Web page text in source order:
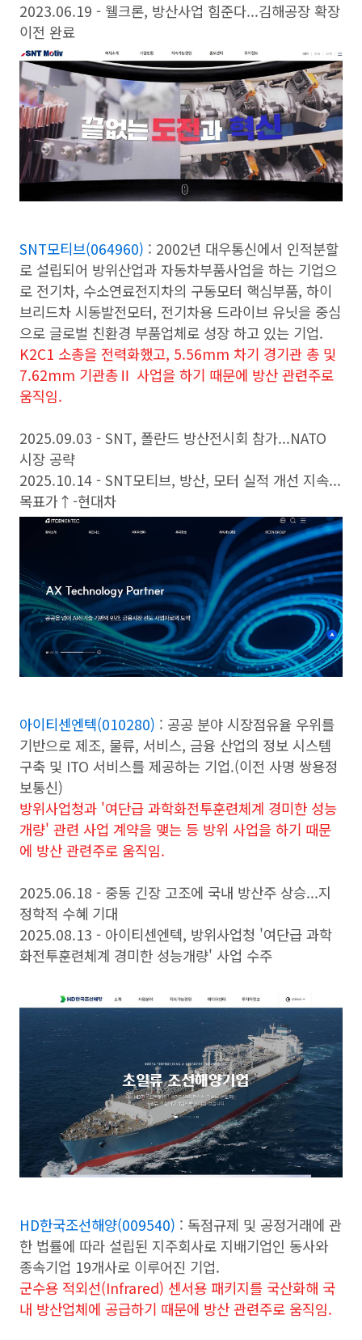
2023.06.19 - 웰크론, 방산사업 힘준다...김해공장 확장
이전 완료
SNT모티브(064960) : 2002년 대우통신에서 인적분할
로 설립되어 방위산업과 자동차부품사업을 하는 기업으
로 전기차, 수소연료전지차의 구동모터 핵심부품, 하이
브리드차 시동발전모터, 전기차용 드라이브 유닛을 중심
으로 글로벌 친환경 부품업체로 성장 하고 있는 기업.
K2C1 소총을 전력화했고, 5.56mm 차기 경기관 총 및
7.62mm 기관총Ⅱ 사업을 하기 때문에 방산 관련주로
움직임.
2025.09.03 - SNT, 폴란드 방산전시회 참가...NATO
시장 공략
2025.10.14 - SNT모티브, 방산, 모터 실적 개선 지속...
목표가↑-현대차
아이티센엔텍(010280) : 공공 분야 시장점유율 우위를
기반으로 제조, 물류, 서비스, 금융 산업의 정보 시스템
구축 및 ITO 서비스를 제공하는 기업.(이전 사명 쌍용정
보통신)
방위사업청과 '여단급 과학화전투훈련체계 경미한 성능
개량' 관련 사업 계약을 맺는 등 방위 사업을 하기 때문
에 방산 관련주로 움직임.
2025.06.18 - 중동 긴장 고조에 국내 방산주 상승...지
정학적 수혜 기대
2025.08.13 - 아이티센엔텍, 방위사업청 '여단급 과학
화전투훈련체계 경미한 성능개량' 사업 수주
HD한국조선해양(009540) : 독점규제 및 공정거래에 관
한 법률에 따라 설립된 지주회사로 지배기업인 동사와
종속기업 19개사로 이루어진 기업.
군수용 적외선(Infrared) 센서용 패키지를 국산화해 국
내 방산업체에 공급하기 때문에 방산 관련주로 움직임.